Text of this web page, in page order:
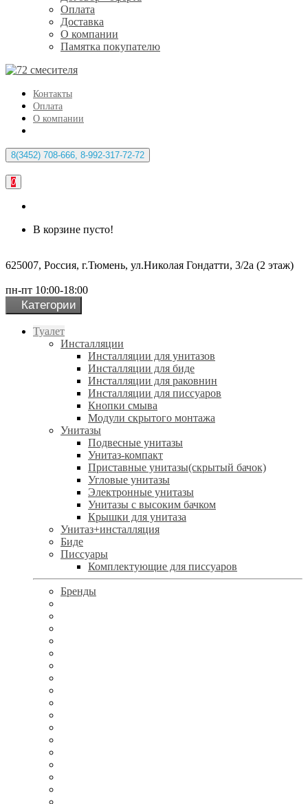
Оплата
Доставка
О компании
Памятка покупателю
Контакты
Оплата
О компании
8(3452) 708-666, 8-992-317-72-72
0
В корзине пусто!
625007, Россия, г.Тюмень, ул.Николая Гондатти, 3/2а (2 этаж)
пн-пт 10:00-18:00
Категории
Туалет
Инсталляции
Инсталляции для унитазов
Инсталляции для биде
Инсталляции для раковнин
Инсталляции для писсуаров
Кнопки смыва
Модули скрытого монтажа
Унитазы
Подвесные унитазы
Унитаз-компакт
Приставные унитазы(скрытый бачок)
Угловые унитазы
Электронные унитазы
Унитазы с высоким бачком
Крышки для унитаза
Унитаз+инсталляция
Биде
Писсуары
Комплектующие для писсуаров
Бренды